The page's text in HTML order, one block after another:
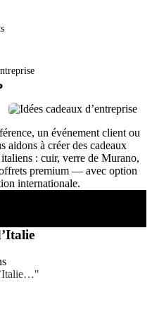
un événement client ou
aidons à créer des cadeaux
: cuir, verre de Murano,
premium — avec option
internationale.